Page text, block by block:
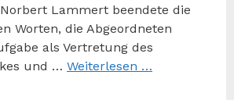
Lammert beendete die
Worten, die Abgeordneten
als Vertretung des
und … Weiterlesen …